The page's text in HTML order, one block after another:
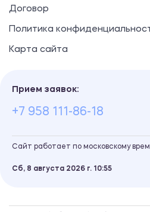
Договор
Политика
Карта сайта
Прием заявок:
+7 958 111-86-18
Сайт работает по московскому
Сб, 8 августа 2026 г. 10 55